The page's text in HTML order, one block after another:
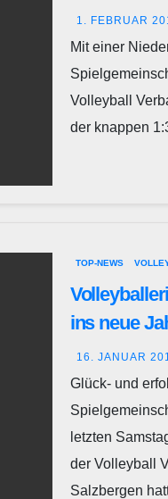
1. FEBRUAR
Mit einer
Volleyball
der knappen
TOP-NEWS
ins neue
16. JANUAR
Glück- und
letzten
der Volleyball
Salzbergen